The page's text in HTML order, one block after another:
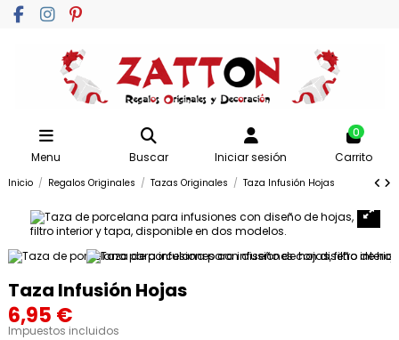
Menu Buscar Iniciar sesión
0
Carrito
Inicio Regalos Originales Tazas Originales Taza Infusión Hojas
Taza Infusión Hojas
6,95 €
Impuestos incluidos